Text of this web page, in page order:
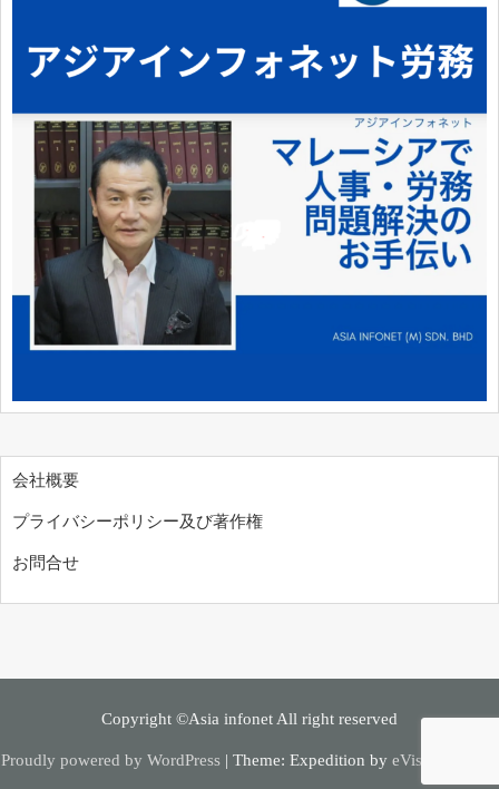
会社概要
プライバシーポリシー及び著作権
お問合せ
Copyright ©Asia infonet All right reserved
Proudly powered by WordPress | Theme: Expedition by eVisionThemes